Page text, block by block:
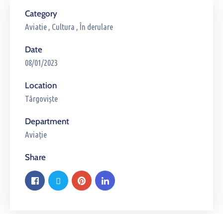
Category
Aviatie , Cultura , În derulare
Date
08/01/2023
Location
Târgoviște
Department
Aviație
Share